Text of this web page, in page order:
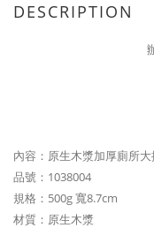
DESCRIPTION
內容：原生木漿加厚廁所
品號：1038004
規格：500g 寬8.7cm
材質：原生木漿